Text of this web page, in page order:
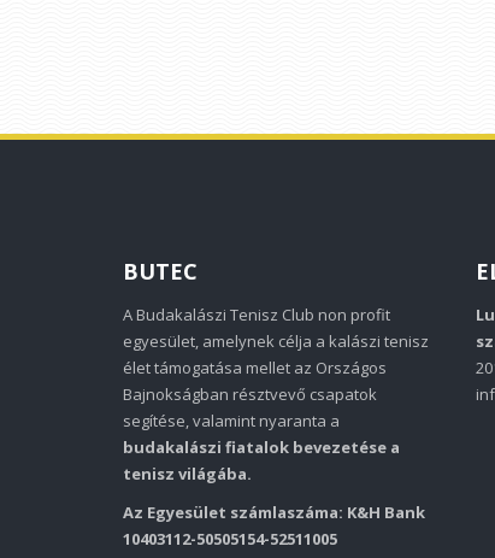
BUTEC
A Budakalászi Tenisz Club non profit
egyesület, amelynek célja a kalászi tenisz
élet támogatása mellet az Országos
Bajnokságban résztvevő csapatok
segítése, valamint nyaranta a
budakalászi fiatalok bevezetése a
tenisz világába.
Az Egyesület számlaszáma: K&H Bank
10403112-50505154-52511005